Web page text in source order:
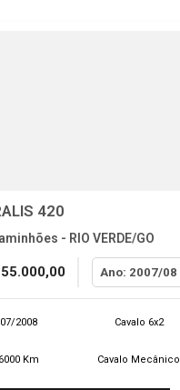
420
- RIO VERDE/GO
Ano: 2007/08
2008 Cavalo 6x2
Km Cavalo Mecânico